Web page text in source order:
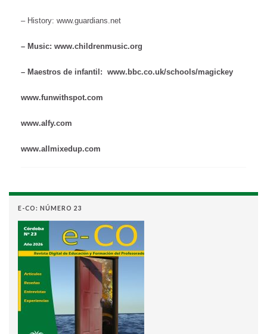
– History: www.guardians.net
– Music: www.childrenmusic.org
– Maestros de infantil: www.bbc.co.uk/schools/magickey
www.funwithspot.com
www.alfy.com
www.allmixedup.com
E-CO: NÚMERO 23